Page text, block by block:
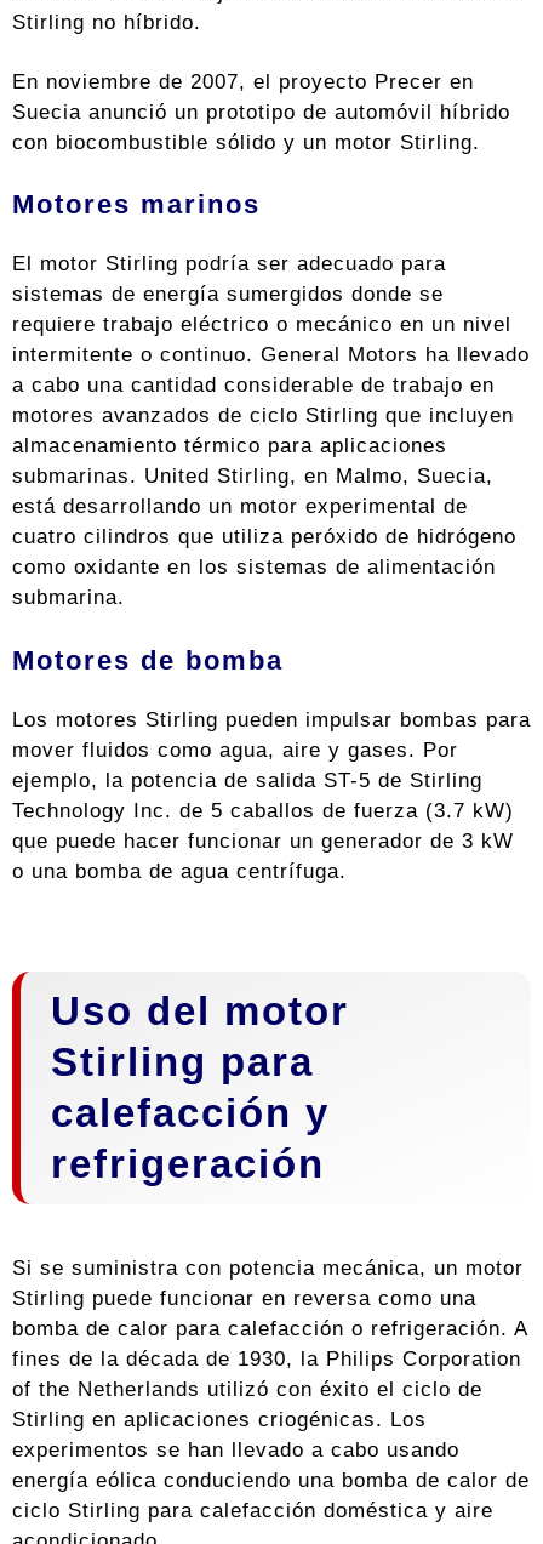
Stirling no híbrido.
En noviembre de 2007, el proyecto Precer en
Suecia anunció un prototipo de automóvil híbrido
con biocombustible sólido y un motor Stirling.
Motores marinos
El motor Stirling podría ser adecuado para
sistemas de energía sumergidos donde se
requiere trabajo eléctrico o mecánico en un nivel
intermitente o continuo. General Motors ha llevado
a cabo una cantidad considerable de trabajo en
motores avanzados de ciclo Stirling que incluyen
almacenamiento térmico para aplicaciones
submarinas. United Stirling, en Malmo, Suecia,
está desarrollando un motor experimental de
cuatro cilindros que utiliza peróxido de hidrógeno
como oxidante en los sistemas de alimentación
submarina.
Motores de bomba
Los motores Stirling pueden impulsar bombas para
mover fluidos como agua, aire y gases. Por
ejemplo, la potencia de salida ST-5 de Stirling
Technology Inc. de 5 caballos de fuerza (3.7 kW)
que puede hacer funcionar un generador de 3 kW
o una bomba de agua centrífuga.
Uso del motor
Stirling para
calefacción y
refrigeración
Si se suministra con potencia mecánica, un motor
Stirling puede funcionar en reversa como una
bomba de calor para calefacción o refrigeración. A
fines de la década de 1930, la Philips Corporation
of the Netherlands utilizó con éxito el ciclo de
Stirling en aplicaciones criogénicas. Los
experimentos se han llevado a cabo usando
energía eólica conduciendo una bomba de calor de
ciclo Stirling para calefacción doméstica y aire